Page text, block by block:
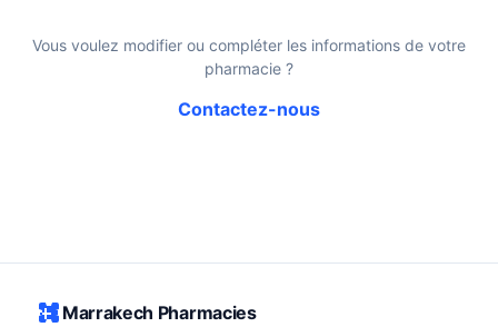
Vous voulez modifier ou compléter les informations de votre
pharmacie ?
Contactez-nous
Marrakech Pharmacies